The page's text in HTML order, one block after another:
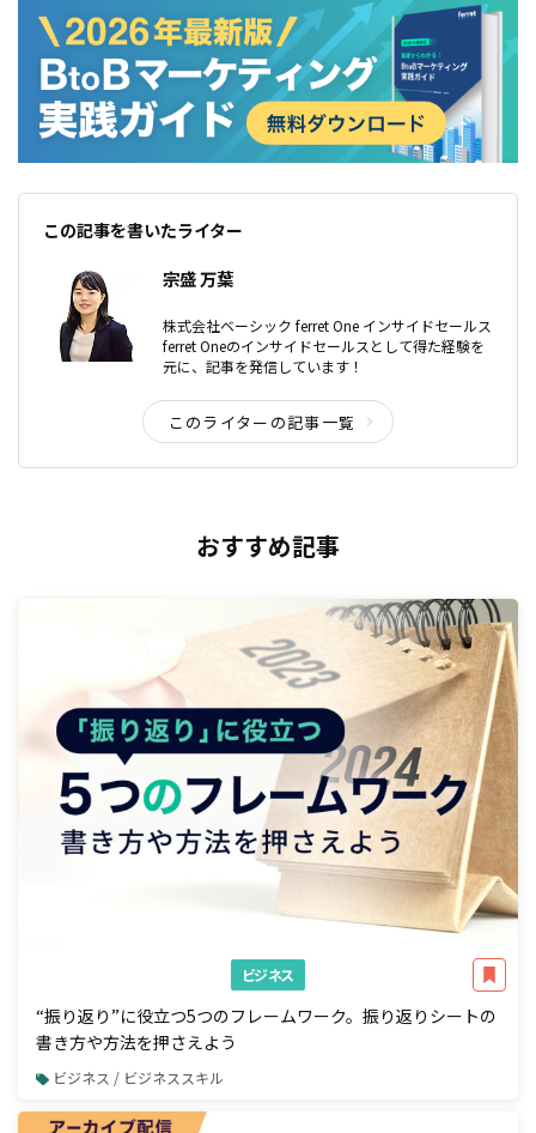
この記事を書いたライター
宗盛 万葉
株式会社ベーシック ferret One インサイドセールス
ferret Oneのインサイドセールスとして得た経験を
元に、記事を発信しています！
このライターの記事一覧
おすすめ記事
ビジネス
“振り返り”に役立つ5つのフレームワーク。振り返りシートの
書き方や方法を押さえよう
ビジネス / ビジネススキル